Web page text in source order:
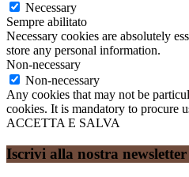
Necessary
Sempre abilitato
Necessary cookies are absolutely
store any personal information.
Non-necessary
Non-necessary
Any cookies that may not be
cookies. It is mandatory to procure
ACCETTA E SALVA
Iscrivi alla nostra newsletter